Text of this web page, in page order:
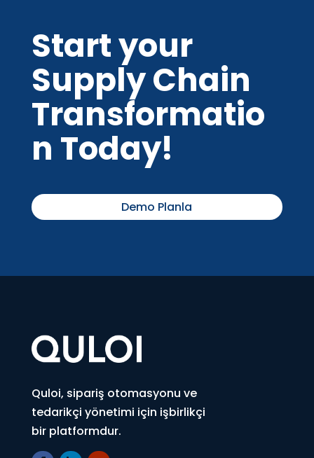
Start your
Supply Chain
Transformatio
n Today!
Demo Planla
Quloi, sipariş otomasyonu ve
tedarikçi yönetimi için işbirlikçi
bir platformdur.